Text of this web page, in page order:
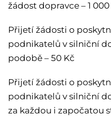
žádost dopravce – 1 000
Přijetí žádosti o
podnikatelů v silniční
podobě – 50 Kč
Přijetí žádosti o
podnikatelů v silniční
za každou i započatou